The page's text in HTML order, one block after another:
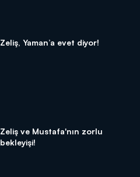
Zeliş, Yaman’a evet diyor!
Zeliş ve Mustafa'nın zorlu
bekleyişi!